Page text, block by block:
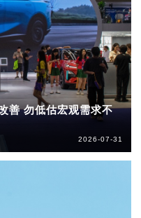
善 勿低估宏观需求不
2026-07-31